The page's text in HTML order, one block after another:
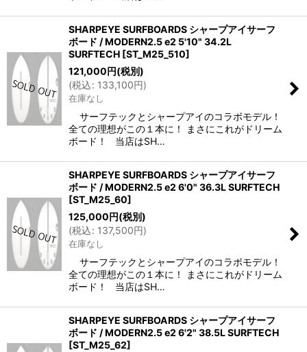
SHARPEYE SURFBOARDS シャープアイサーフ
ボード / MODERN2.5 e2 5'10" 34.2L
SURFTECH [ST_M25_510]
121,000円(税別)
(税込: 133,100円)
在庫なし
サーフテックとシャープアイのコラボモデル！
全ての理想がこの１本に！ まさにこれがドリーム
ボード！ 当店はSH…
SHARPEYE SURFBOARDS シャープアイサーフ
ボード / MODERN2.5 e2 6'0" 36.3L SURFTECH
[ST_M25_60]
125,000円(税別)
(税込: 137,500円)
在庫なし
サーフテックとシャープアイのコラボモデル！
全ての理想がこの１本に！ まさにこれがドリーム
ボード！ 当店はSH…
SHARPEYE SURFBOARDS シャープアイサーフ
ボード / MODERN2.5 e2 6'2" 38.5L SURFTECH
[ST_M25_62]